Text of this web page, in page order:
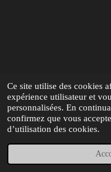
Ce site utilise des cookies
expérience utilisateur et
personnalisées. En
confirmez que vous
d’utilisation des cookies.
@ 2025 AirSoft Team 73